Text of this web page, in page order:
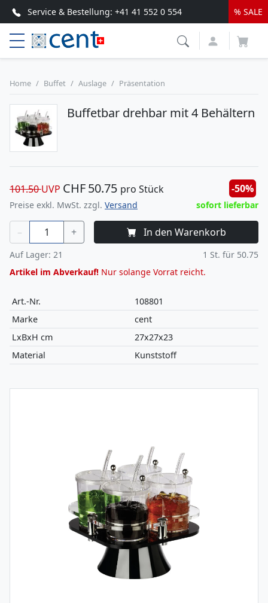
Service & Bestellung: +41 41 552 0 554
Top Service & schnelle Lieferung
% SALE
Home Buffet Auslage Präsentation
Buffetbar drehbar mit 4 Behältern
101.50 UVP CHF50.75 pro Stück -50%
Preise exkl. MwSt. zzgl. Versand sofort lieferbar
– + In den Warenkorb
Auf Lager: 21 1 St. für 50.75
Artikel im Abverkauf! Nur solange Vorrat reicht.
Art.-Nr.
108801
Marke
cent
LxBxH cm
27x27x23
Material
Kunststoff